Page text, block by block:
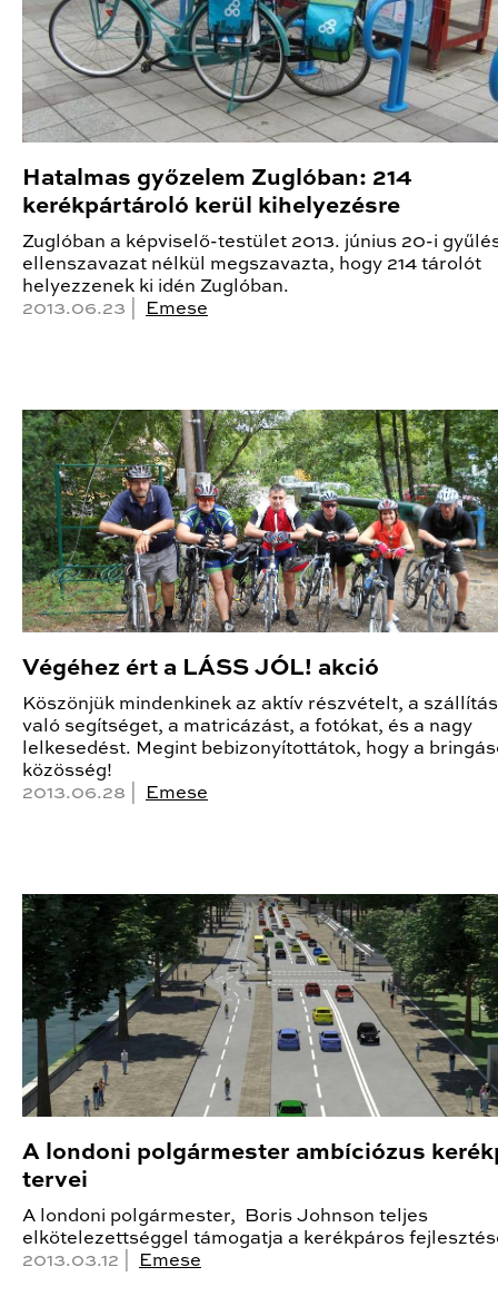
Hatalmas győzelem Zuglóban: 214
kerékpártároló kerül kihelyezésre
Zuglóban a képviselő-testület 2013. június 20-i
ellenszavazat nélkül megszavazta, hogy 214 tárolót
helyezzenek ki idén Zuglóban.
2013.06.23 |
Emese
Végéhez ért a LÁSS JÓL! akció
Köszönjük mindenkinek az aktív részvételt, a
való segítséget, a matricázást, a fotókat, és a nagy
lelkesedést. Megint bebizonyítottátok, hogy a
közösség!
2013.06.28 |
Emese
A londoni polgármester ambíciózus
tervei
A londoni polgármester, Boris Johnson teljes
elkötelezettséggel támogatja a kerékpáros
2013.03.12 |
Emese